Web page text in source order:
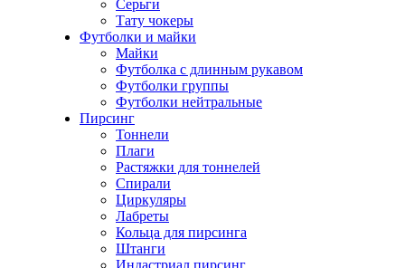
Серьги
Тату чокеры
Футболки и майки
Майки
Футболка с длинным рукавом
Футболки группы
Футболки нейтральные
Пирсинг
Тоннели
Плаги
Растяжки для тоннелей
Спирали
Циркуляры
Лабреты
Кольца для пирсинга
Штанги
Индастриал пирсинг